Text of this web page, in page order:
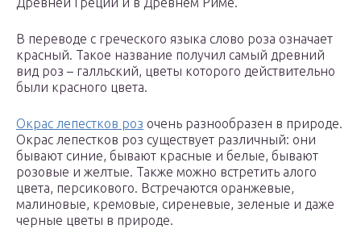
В переводе с греческого языка слово роза означает
красный. Такое название получил самый древний
вид роз – галльский, цветы которого действительно
были красного цвета.
Окрас лепестков роз очень разнообразен в природе.
Окрас лепестков роз существует различный: они
бывают синие, бывают красные и белые, бывают
розовые и желтые. Также можно встретить алого
цвета, персикового. Встречаются оранжевые,
малиновые, кремовые, сиреневые, зеленые и даже
черные цветы в природе.